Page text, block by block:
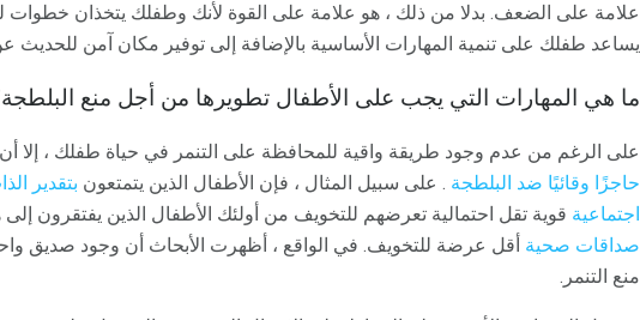
علامة على الضعف. بدلا من ذلك ، هو علامة على القوة لأنك وطفلك يتخذان خطوات
يساعد طفلك على تنمية المهارات الأساسية بالإضافة إلى توفير مكان آمن
ما هي المهارات التي يجب على الأطفال تطويرها من أجل منع
على الرغم من عدم وجود طريقة واقية للمحافظة على التنمر في حياة طفلك ، إلا
حاجزًا وقائيًا ضد البلطجة . على سبيل المثال ، فإن الأطفال الذين يتمتعون بتقدير
اجتماعية قوية تقل احتمالية تعرضهم للتخويف من أولئك الأطفال الذين يفتقرون
صداقات صحية أقل عرضة للتخويف. في الواقع ، أظهرت الأبحاث أن وجود صديق
منع التنمر.